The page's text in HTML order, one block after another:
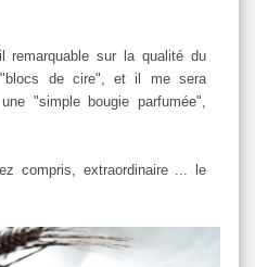
remarquable sur la qualité du
de cire", et il me sera
"simple bougie parfumée",
compris, extraordinaire ... le